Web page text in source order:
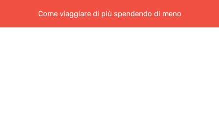
Come viaggiare di più spendendo di meno